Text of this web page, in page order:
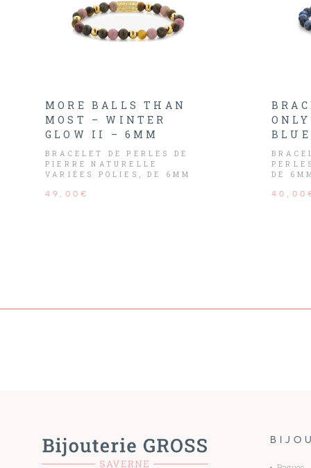
MORE BALLS THAN
MOST – WINTER
GLOW II – 6MM
BRACELET DE PERLES DE
PIERRE NATURELLE
VARIÉES POLIES, DE 6MM
FERMOIR ACIER.
49,00€
DE